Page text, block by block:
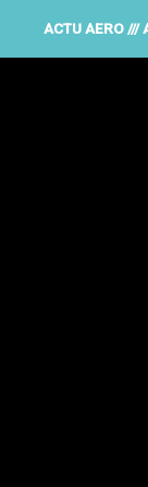
ACTU AERO ///